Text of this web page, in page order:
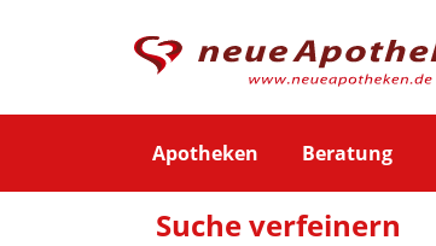
Apotheken Beratung
Suche verfeinern